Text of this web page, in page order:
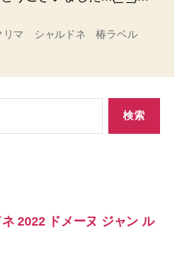
リマ シャルドネ 椿ラベル
2022 ドメーヌ ジャン ル